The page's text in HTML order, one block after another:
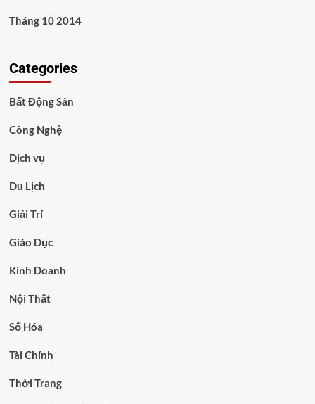
Tháng 10 2014
Categories
Bất Động Sản
Công Nghệ
Dịch vụ
Du Lịch
Giải Trí
Giáo Dục
Kinh Doanh
Nội Thất
Số Hóa
Tài Chính
Thời Trang